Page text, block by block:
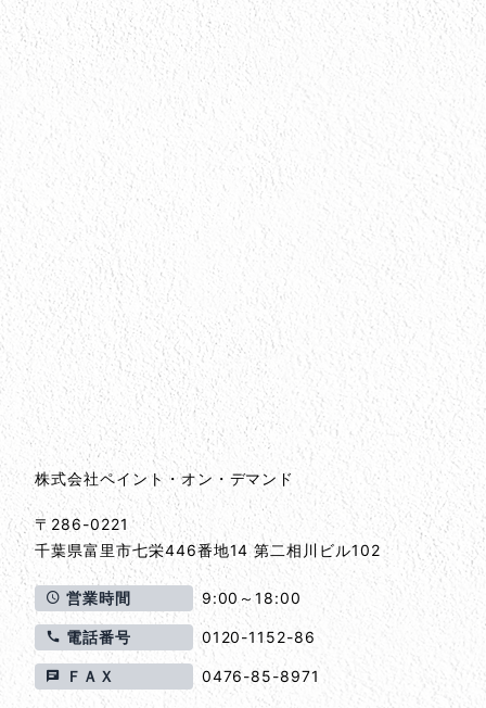
会社情報とサイトマップ
会社情報
株式会社ペイント・オン・デマンド
〒286-0221
千葉県富里市七栄446番地14 第二相川ビル102
営業時間 9:00～18:00
電話番号 0120-1152-86
ＦＡＸ 0476-85-8971